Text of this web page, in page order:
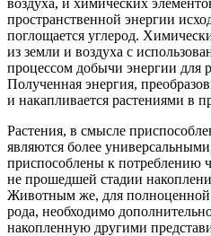
пространственной энергии
поглощается углерод.
из земли и воздуха с
процессом добычи энергии для
Полученная энергия,
и накапливается растениями в
Растения, в смысле
являются более
приспособлены к потреблению
не прошедшей стадии
Животным же, для полноценной
рода, необходимо
накопленную другими